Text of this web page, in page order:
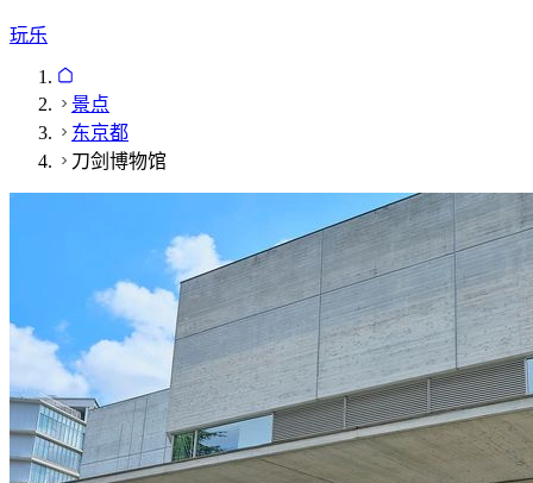
玩乐
景点
东京都
刀剑博物馆